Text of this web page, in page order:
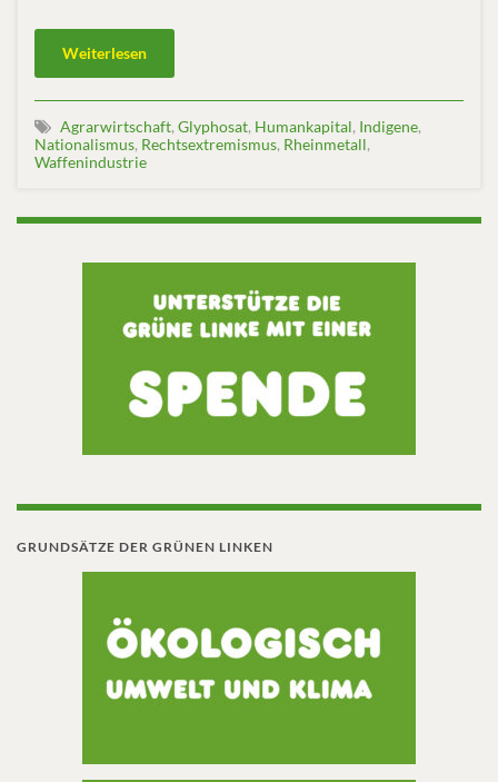
Weiterlesen
Agrarwirtschaft, Glyphosat, Humankapital, Indigene,
Nationalismus, Rechtsextremismus, Rheinmetall,
Waffenindustrie
GRUNDSÄTZE DER GRÜNEN LINKEN